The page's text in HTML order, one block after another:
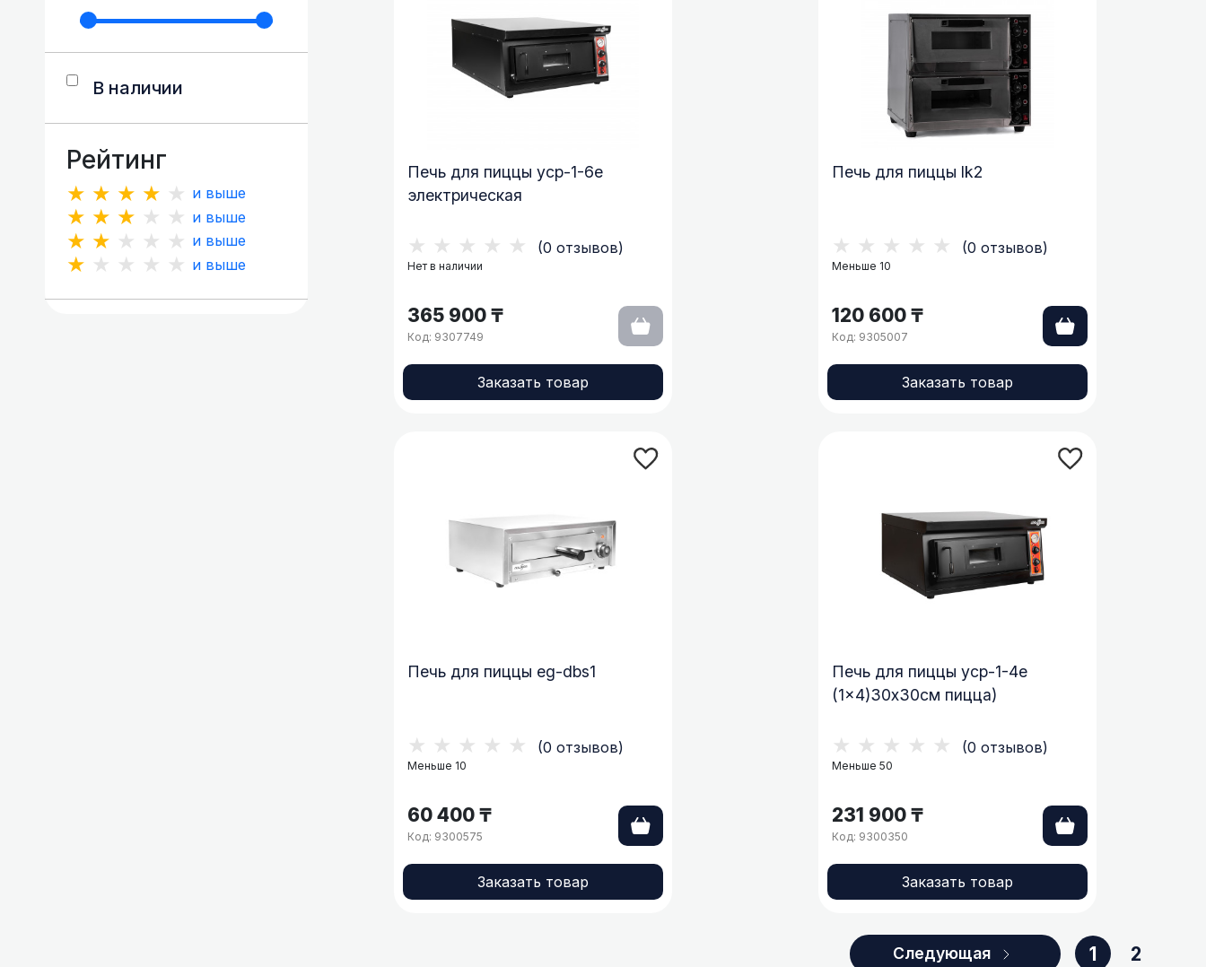
В наличии
Рейтинг
★★★★★ и выше
★★★★★ и выше
★★★★★ и выше
★★★★★ и выше
Печь для пиццы ycp-1-6e
электрическая
★★★★★ (0 отзывов)
Нет в наличии
365 900 ₸
Код: 9307749
Заказать товар
Печь для пиццы lk2
★★★★★ (0 отзывов)
Меньше 10
120 600 ₸
Код: 9305007
Заказать товар
Печь для пиццы eg-dbs1
★★★★★ (0 отзывов)
Меньше 10
60 400 ₸
Код: 9300575
Заказать товар
Печь для пиццы ycp-1-4e
(1×4)30х30см пицца)
★★★★★ (0 отзывов)
Меньше 50
231 900 ₸
Код: 9300350
Заказать товар
Следующая 1 2